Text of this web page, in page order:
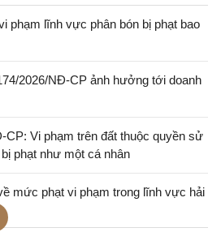
phạm lĩnh vực phân bón bị phạt bao
2026/NĐ-CP ảnh hưởng tới doanh
CP: Vi phạm trên đất thuộc quyền sử
phạt như một cá nhân
mức phạt vi phạm trong lĩnh vực hải